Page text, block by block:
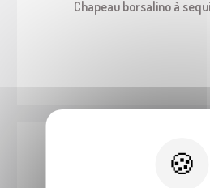
Chapeau borsalino à